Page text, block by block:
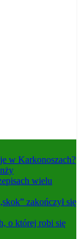
w Karkonoszach?
wielu
zakończył się
o której robi się